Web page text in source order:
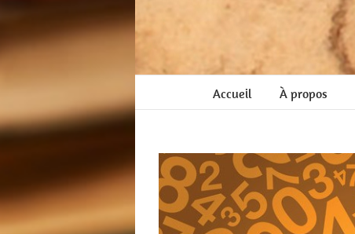
Accueil À propos